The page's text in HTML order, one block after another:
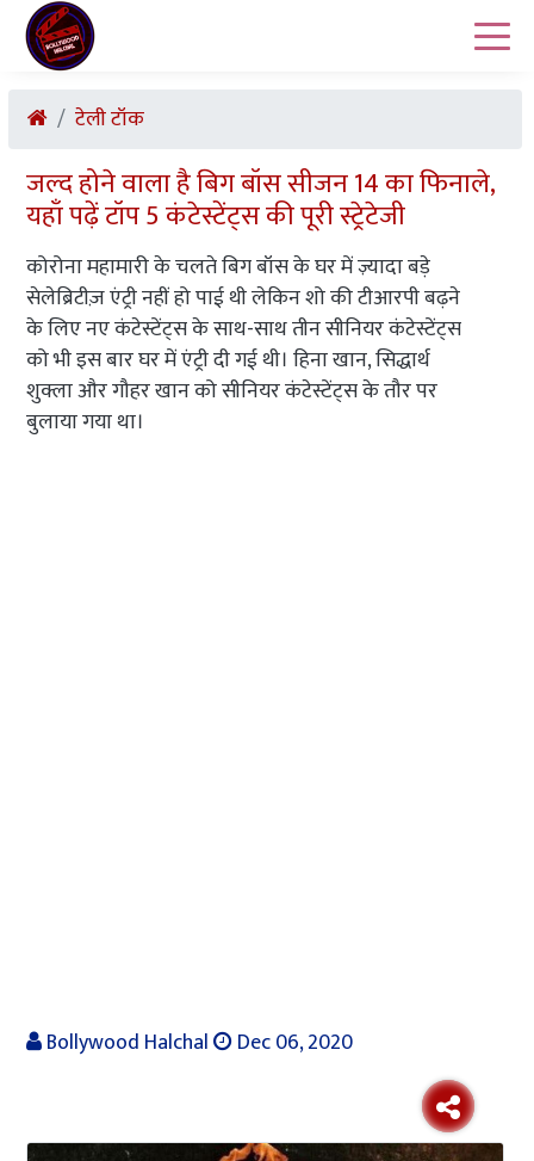
टेली टॉक
जल्द होने वाला है बिग बॉस सीजन 14 का फिनाले,
यहाँ पढ़ें टॉप 5 कंटेस्टेंट्स की पूरी स्ट्रेटेजी
कोरोना महामारी के चलते बिग बॉस के घर में ज़्यादा बड़े
सेलेब्रिटीज़ एंट्री नहीं हो पाई थी लेकिन शो की टीआरपी बढ़ने
के लिए नए कंटेस्टेंट्स के साथ-साथ तीन सीनियर कंटेस्टेंट्स
को भी इस बार घर में एंट्री दी गई थी। हिना खान, सिद्धार्थ
शुक्ला और गौहर खान को सीनियर कंटेस्टेंट्स के तौर पर
बुलाया गया था।
Bollywood Halchal Dec 06, 2020